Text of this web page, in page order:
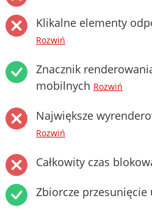
Klikalne elementy
Rozwiń
Znacznik
mobilnych Rozwiń
Największe
Rozwiń
Całkowity czas
Zbiorcze przesunięcie